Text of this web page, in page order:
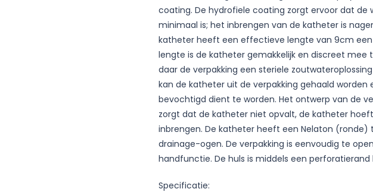
coating. De hydrofiele coating zorgt ervoor dat de
minimaal is; het inbrengen van de katheter is
katheter heeft een effectieve lengte van 9cm
lengte is de katheter gemakkelijk en discreet mee
daar de verpakking een steriele
kan de katheter uit de verpakking gehaald
bevochtigd dient te worden. Het ontwerp van de
zorgt dat de katheter niet opvalt, de katheter
inbrengen. De katheter heeft een Nelaton
drainage-ogen. De verpakking is eenvoudig te
handfunctie. De huls is middels een
Specificatie: